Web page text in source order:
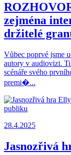
zejména
držitelé
Vůbec poprvé jsme
autory v audiovizi.
scénáře svého
premi�...
28.4.2025
Jasnozřivá